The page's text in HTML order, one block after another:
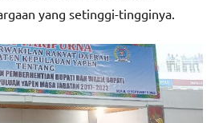
yang setinggi-tingginya.